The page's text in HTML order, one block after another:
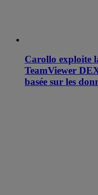
Carollo exploite
TeamViewer
basée sur les